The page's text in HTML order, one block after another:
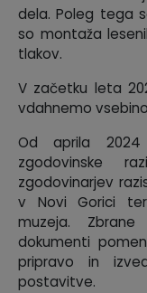
dela. Poleg tega
so montaža
tlakov.
V začetku leta
vdahnemo
Od aprila
zgodovinske
zgodovinarjev
v Novi Gorici
muzeja.
dokumenti
pripravo in
postavitve.